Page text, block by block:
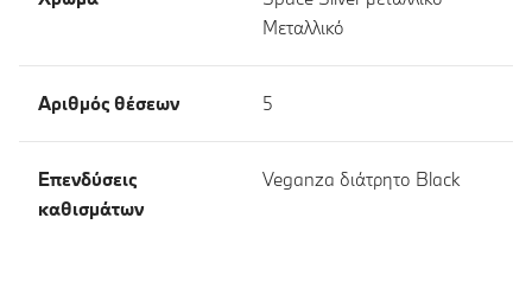
Μεταλλικό
Αριθμός θέσεων 5
Επενδύσεις
καθισμάτων
Veganza διάτρητο Black